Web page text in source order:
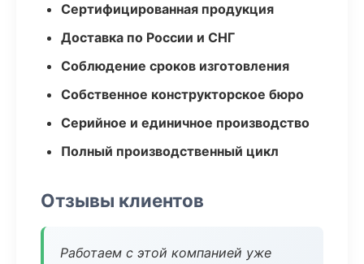
Сертифицированная продукция
Доставка по России и СНГ
Соблюдение сроков изготовления
Собственное конструкторское бюро
Серийное и единичное производство
Полный производственный цикл
Отзывы клиентов
Работаем с этой компанией уже